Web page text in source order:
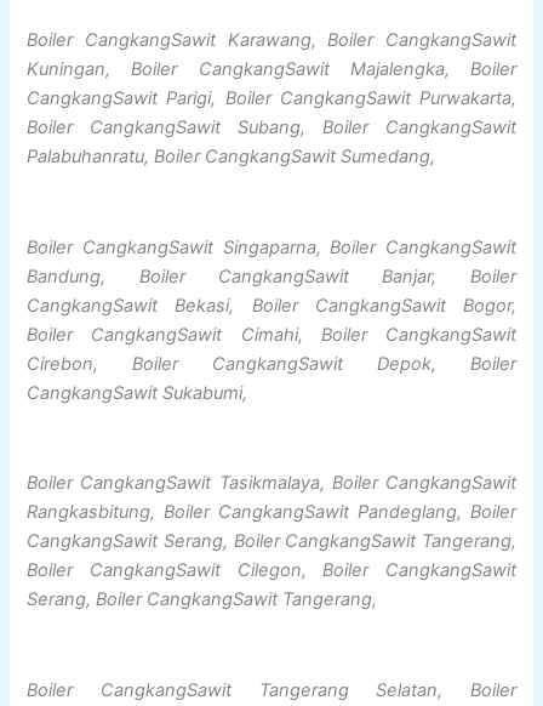
Boiler CangkangSawit Karawang, Boiler CangkangSawit
Kuningan, Boiler CangkangSawit Majalengka, Boiler
CangkangSawit Parigi, Boiler CangkangSawit Purwakarta,
Boiler CangkangSawit Subang, Boiler CangkangSawit
Palabuhanratu, Boiler CangkangSawit Sumedang,
Boiler CangkangSawit Singaparna, Boiler CangkangSawit
Bandung, Boiler CangkangSawit Banjar, Boiler
CangkangSawit Bekasi, Boiler CangkangSawit Bogor,
Boiler CangkangSawit Cimahi, Boiler CangkangSawit
Cirebon, Boiler CangkangSawit Depok, Boiler
CangkangSawit Sukabumi,
Boiler CangkangSawit Tasikmalaya, Boiler CangkangSawit
Rangkasbitung, Boiler CangkangSawit Pandeglang, Boiler
CangkangSawit Serang, Boiler CangkangSawit Tangerang,
Boiler CangkangSawit Cilegon, Boiler CangkangSawit
Serang, Boiler CangkangSawit Tangerang,
Boiler CangkangSawit Tangerang Selatan, Boiler